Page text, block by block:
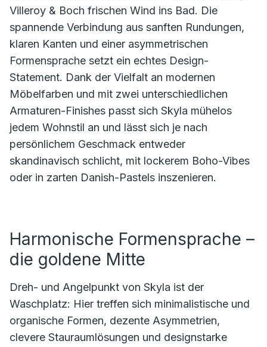
Villeroy & Boch frischen Wind ins Bad. Die
spannende Verbindung aus sanften Rundungen,
klaren Kanten und einer asymmetrischen
Formensprache setzt ein echtes Design-
Statement. Dank der Vielfalt an modernen
Möbelfarben und mit zwei unterschiedlichen
Armaturen-Finishes passt sich Skyla mühelos
jedem Wohnstil an und lässt sich je nach
persönlichem Geschmack entweder
skandinavisch schlicht, mit lockerem Boho-Vibes
oder in zarten Danish-Pastels inszenieren.
Harmonische Formensprache –
die goldene Mitte
Dreh- und Angelpunkt von Skyla ist der
Waschplatz: Hier treffen sich minimalistische und
organische Formen, dezente Asymmetrien,
clevere Stauraumlösungen und designstarke